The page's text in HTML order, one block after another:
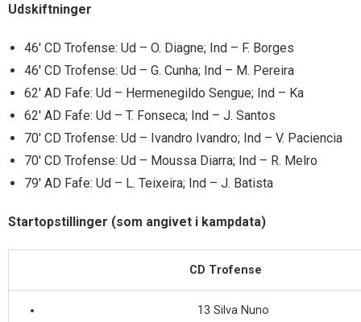
Udskiftninger
46′ CD Trofense: Ud – O. Diagne; Ind – F. Borges
46′ CD Trofense: Ud – G. Cunha; Ind – M. Pereira
62′ AD Fafe: Ud – Hermenegildo Sengue; Ind – Ka
62′ AD Fafe: Ud – T. Fonseca; Ind – J. Santos
70′ CD Trofense: Ud – Ivandro Ivandro; Ind – V. Paciencia
70′ CD Trofense: Ud – Moussa Diarra; Ind – R. Melro
79′ AD Fafe: Ud – L. Teixeira; Ind – J. Batista
Startopstillinger (som angivet i kampdata)
CD Trofense
13 Silva Nuno